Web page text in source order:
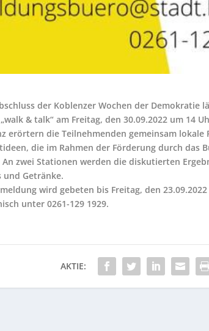
der Koblenzer Wochen der
& talk“ am Freitag, den 30.09.2022 um 14
erörtern die Teilnehmenden gemeinsam
die im Rahmen der Förderung durch das
zwei Stationen werden die diskutierten
und Getränke.
wird gebeten bis Freitag, den
unter 0261-129 1929.
AKTIE: